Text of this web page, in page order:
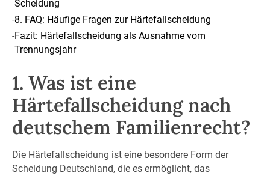
Scheidung
-8. FAQ: Häufige Fragen zur Härtefallscheidung
-Fazit: Härtefallscheidung als Ausnahme vom
Trennungsjahr
1. Was ist eine
Härtefallscheidung nach
deutschem Familienrecht?
Die Härtefallscheidung ist eine besondere Form der
Scheidung Deutschland, die es ermöglicht, das